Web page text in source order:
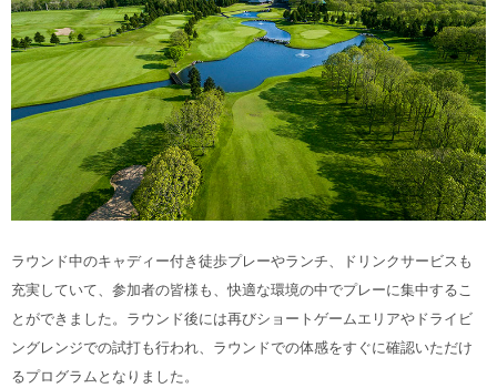
ラウンド中のキャディー付き徒歩プレーやランチ、ドリンクサービスも
充実していて、参加者の皆様も、快適な環境の中でプレーに集中するこ
とができました。ラウンド後には再びショートゲームエリアやドライビ
ングレンジでの試打も行われ、ラウンドでの体感をすぐに確認いただけ
るプログラムとなりました。